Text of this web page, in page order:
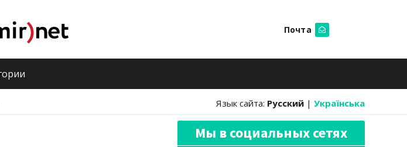
Почта
Язык сайта: Русский | Українська
Мы в социальных сетях